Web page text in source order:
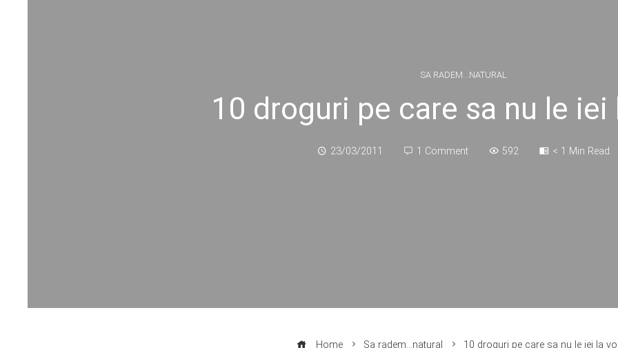
SA RADEM...NATURAL
10 droguri pe care sa nu le iei
23/03/2011 1 Comment 592 < 1 Min Read
Home Sa radem...natural 10 droguri pe care sa nu le iei la